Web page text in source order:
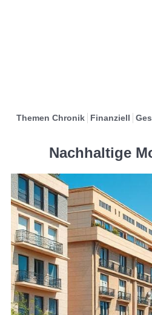
Themen Chronik Finanziell
Nachhaltige